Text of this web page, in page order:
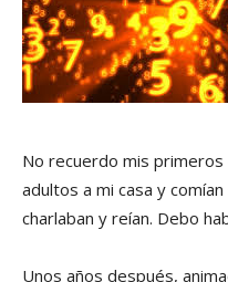
No recuerdo mis
adultos a mi casa y
charlaban y reían. Debo
Unos años después,